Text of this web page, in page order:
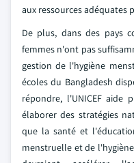
aux ressources adéquates
De plus, dans des pays
femmes n'ont pas
gestion de l'hygiène
écoles du Bangladesh
répondre, l'UNICEF aide
élaborer des stratégies
que la santé et
menstruelle et de